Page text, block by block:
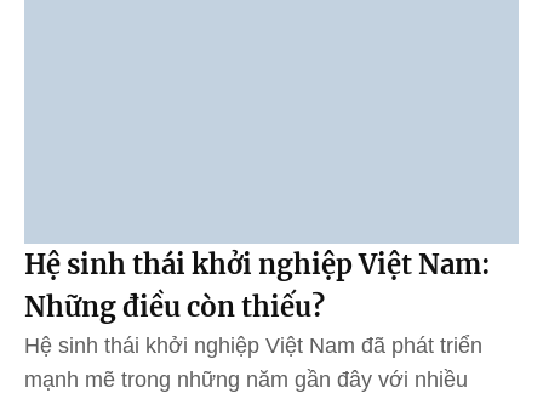
Hệ sinh thái khởi nghiệp Việt Nam:
Những điều còn thiếu?
Hệ sinh thái khởi nghiệp Việt Nam đã phát triển
mạnh mẽ trong những năm gần đây với nhiều